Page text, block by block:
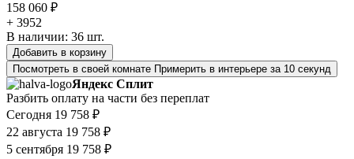
158 060 ₽
+ 3952
В наличии: 36 шт.
Добавить в корзину
Посмотреть в своей комнате Примерить в интерьере за 10 секунд
Яндекс Сплит
Разбить оплату на части без переплат
Сегодня 19 758 ₽
22 августа 19 758 ₽
5 сентября 19 758 ₽